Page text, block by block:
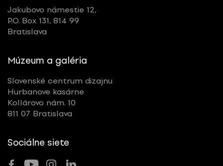
Jakubovo námestie 12,
P.O. Box 131, 814 99
Bratislava
Múzeum a galéria
Slovenské centrum dizajnu
Hurbanove kasárne
Kollárovo nám. 10
811 07 Bratislava
Sociálne siete